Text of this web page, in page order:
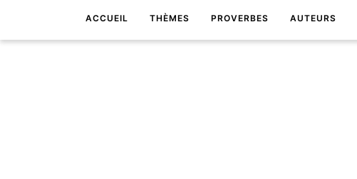
ACCUEIL THÈMES PROVERBES AUTEURS